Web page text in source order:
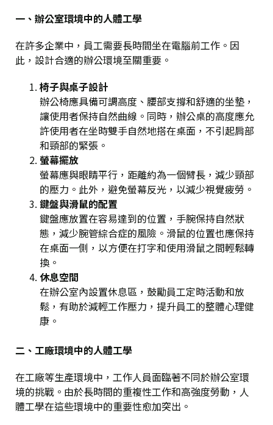
一、辦公室環境中的人體工學
在許多企業中，員工需要長時間坐在電腦前工作。因
此，設計合適的辦公環境至關重要。
椅子與桌子設計
辦公椅應具備可調高度、腰部支撐和舒適的坐墊，
讓使用者保持自然曲線。同時，辦公桌的高度應允
許使用者在坐時雙手自然地搭在桌面，不引起肩部
和頸部的緊張。
螢幕擺放
螢幕應與眼睛平行，距離約為一個臂長，減少頸部
的壓力。此外，避免螢幕反光，以減少視覺疲勞。
鍵盤與滑鼠的配置
鍵盤應放置在容易達到的位置，手腕保持自然狀
態，減少腕管綜合症的風險。滑鼠的位置也應保持
在桌面一側，以方便在打字和使用滑鼠之間輕鬆轉
換。
休息空間
在辦公室內設置休息區，鼓勵員工定時活動和放
鬆，有助於減輕工作壓力，提升員工的整體心理健
康。
二、工廠環境中的人體工學
在工廠等生產環境中，工作人員面臨著不同於辦公室環
境的挑戰。由於長時間的重複性工作和高強度勞動，人
體工學在這些環境中的重要性愈加突出。